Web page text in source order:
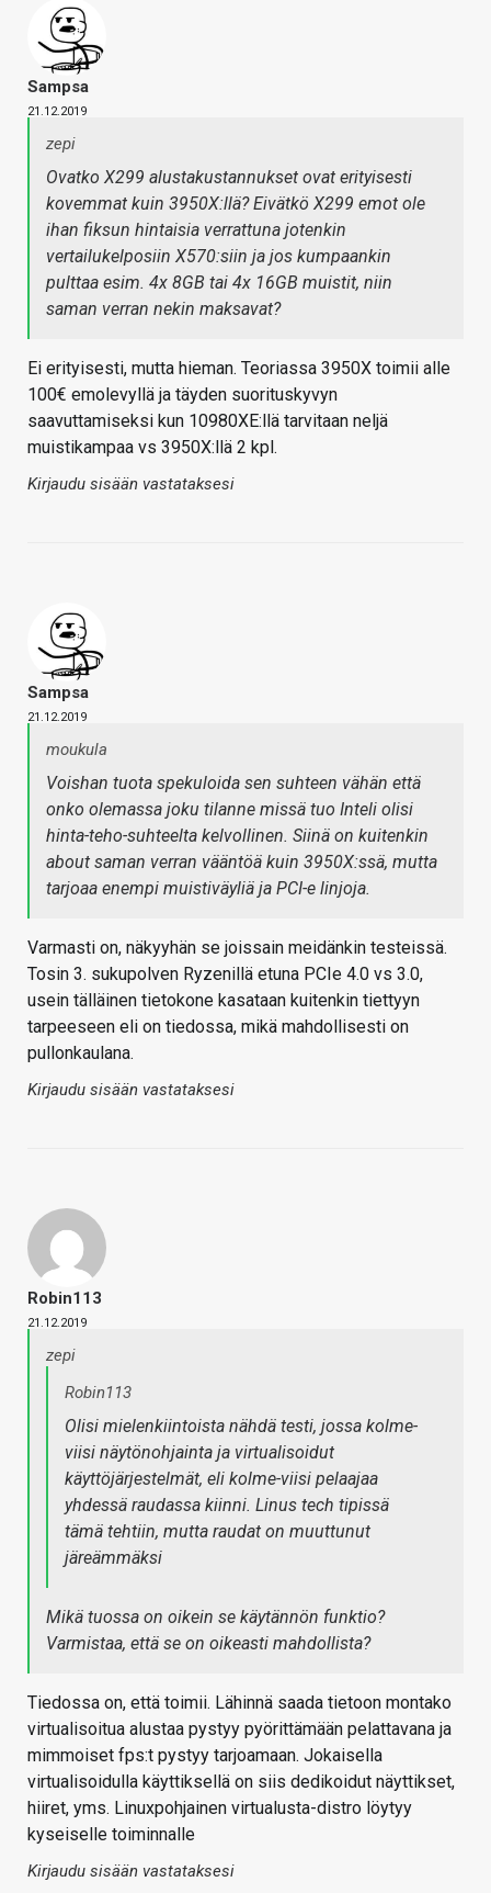
Sampsa
21.12.2019
zepi
Ovatko X299 alustakustannukset ovat erityisesti
kovemmat kuin 3950X:llä? Eivätkö X299 emot ole
ihan fiksun hintaisia verrattuna jotenkin
vertailukelposiin X570:siin ja jos kumpaankin
pulttaa esim. 4x 8GB tai 4x 16GB muistit, niin
saman verran nekin maksavat?
Ei erityisesti, mutta hieman. Teoriassa 3950X toimii alle
100€ emolevyllä ja täyden suorituskyvyn
saavuttamiseksi kun 10980XE:llä tarvitaan neljä
muistikampaa vs 3950X:llä 2 kpl.
Kirjaudu sisään vastataksesi
Sampsa
21.12.2019
moukula
Voishan tuota spekuloida sen suhteen vähän että
onko olemassa joku tilanne missä tuo Inteli olisi
hinta-teho-suhteelta kelvollinen. Siinä on kuitenkin
about saman verran vääntöä kuin 3950X:ssä, mutta
tarjoaa enempi muistiväyliä ja PCI-e linjoja.
Varmasti on, näkyyhän se joissain meidänkin testeissä.
Tosin 3. sukupolven Ryzenillä etuna PCIe 4.0 vs 3.0,
usein tälläinen tietokone kasataan kuitenkin tiettyyn
tarpeeseen eli on tiedossa, mikä mahdollisesti on
pullonkaulana.
Kirjaudu sisään vastataksesi
Robin113
21.12.2019
zepi
Robin113
Olisi mielenkiintoista nähdä testi, jossa kolme-
viisi näytönohjainta ja virtualisoidut
käyttöjärjestelmät, eli kolme-viisi pelaajaa
yhdessä raudassa kiinni. Linus tech tipissä
tämä tehtiin, mutta raudat on muuttunut
järeämmäksi
Mikä tuossa on oikein se käytännön funktio?
Varmistaa, että se on oikeasti mahdollista?
Tiedossa on, että toimii. Lähinnä saada tietoon montako
virtualisoitua alustaa pystyy pyörittämään pelattavana ja
mimmoiset fps:t pystyy tarjoamaan. Jokaisella
virtualisoidulla käyttiksellä on siis dedikoidut näyttikset,
hiiret, yms. Linuxpohjainen virtualusta-distro löytyy
kyseiselle toiminnalle
Kirjaudu sisään vastataksesi